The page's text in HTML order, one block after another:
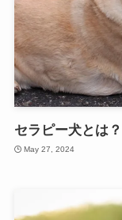
セラピー犬とは？
May 27, 2024